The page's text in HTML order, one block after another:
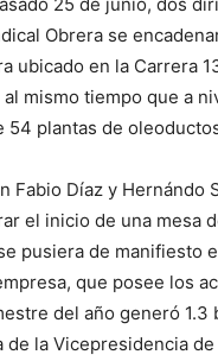
Obrera se
ubicado en la Carrera
mismo tiempo que a
54 plantas de
Fabio Díaz y
el inicio de una mesa
pusiera de manifiesto
que posee los
del año generó
de la Vicepresidencia